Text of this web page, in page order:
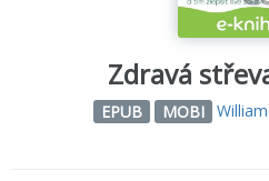
Zdravá
EPUB MOBI